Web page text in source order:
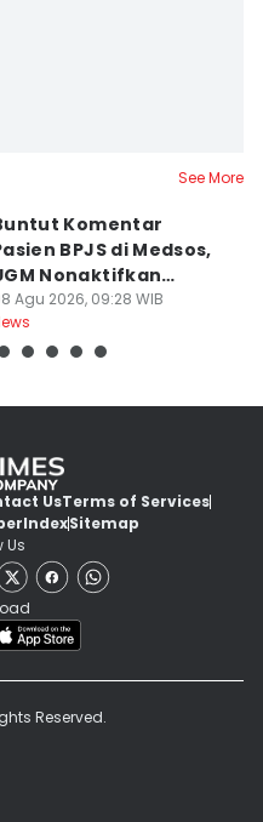
See More
Komentar
BPJS di Medsos,
Nonaktifkan
PPDS
Agu 2026, 09:28 WIB
UsTerms of Services
IndexSitemap
Us
Reserved.